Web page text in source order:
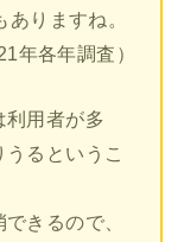
りますね。
年各年調査）
利用者が多
るというこ
きるので、